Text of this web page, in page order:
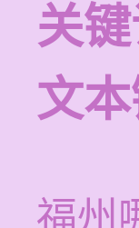
关键
文本
福州